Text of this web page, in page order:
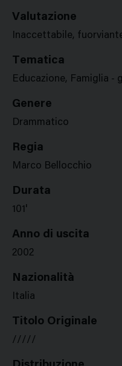
Valutazione
Inaccettabile,
Tematica
Educazione, Famiglia
Genere
Drammatico
Regia
Marco Bellocchio
Durata
101'
Anno di uscita
2002
Nazionalità
Italia
Titolo Originale
/////